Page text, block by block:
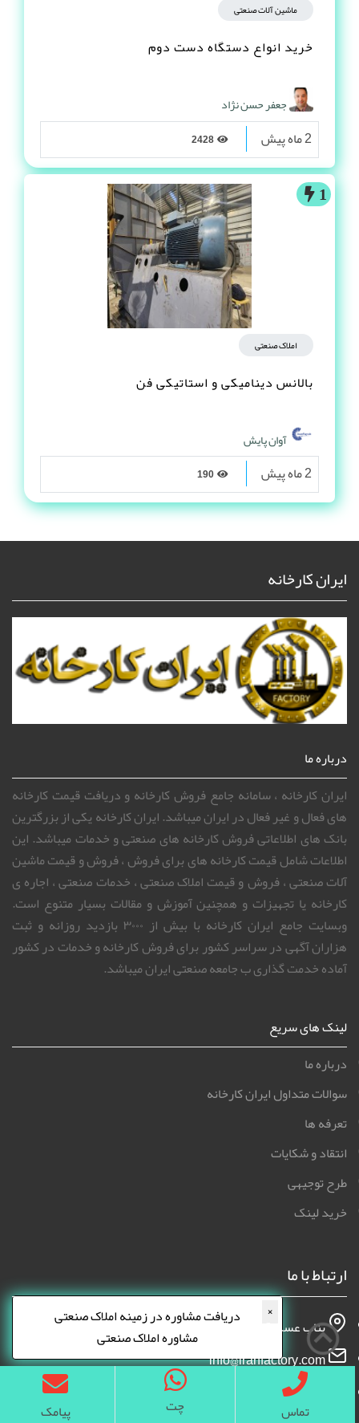
تماس چت پیامک
ماشین آلات صنعتی
خرید انواع دستگاه دست دوم
جعفر حسن نژاد
2 ماه پیش
1
املاک صنعتی
بالانس دینامیکی و استاتیکی فن
آوان پایش
2 ماه پیش
×
دریافت مشاوره در زمینه املاک صنعتی
مشاوره املاک صنعتی
ایران کارخانه
درباره ما
ایران کارخانه ، سامانه جامع فروش کارخانه و دریافت قیمت کارخانه
های فعال و غیر فعال در ایران میباشد. ایران کارخانه یکی از بزرگترین
بانک های اطلاعاتی فروش کارخانه های صنعتی و خدمات میباشد. این
اطلاعات شامل قیمت کارخانه های برای فروش ، فروش و قیمت ماشین
آلات صنعتی ، فروش و قیمت املاک صنعتی ، خدمات صنعتی ، اجاره ی
کارخانه یا تجهیزات و همچنین آموزش و مقالات بسیار متنوع است.
وبسایت جامع ایران کارخانه با بیش از ۳۰۰۰ بازدید روزانه و ثبت
هزاران آگهی در سراسر کشور برای فروش کارخانه و خدمات در کشور
آماده خدمت گذاری ب جامعه صنعتی ایران میباشد.
لینک های سریع
درباره ما
سوالات متداول ایران کارخانه
تعرفه ها
انتقاد و شکایات
طرح توجیهی
خرید لینک
ارتباط با ما
بناب عسگرآباد بن بست نریمانی پلاک 109
info@iranfactory.com
09130850514